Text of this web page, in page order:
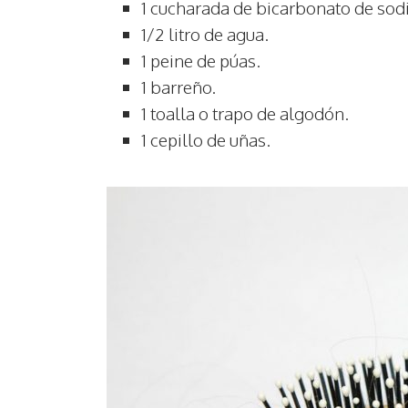
1 cucharada de bicarbonato de
1/2 litro de agua.
1 peine de púas.
1 barreño.
1 toalla o trapo de algodón.
1 cepillo de uñas.